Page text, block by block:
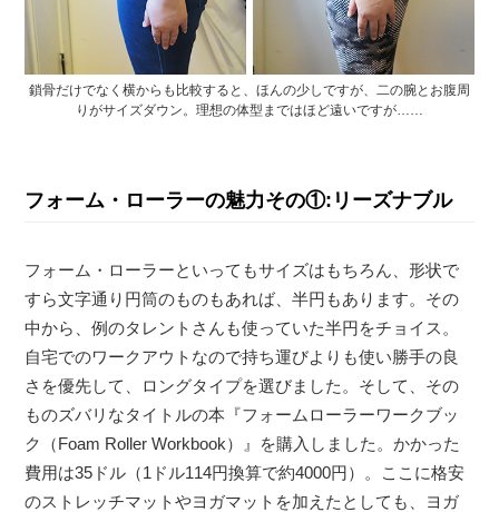
鎖骨だけでなく横からも比較すると、ほんの少しですが、二の腕とお腹周
りがサイズダウン。理想の体型まではほど遠いですが……
フォーム・ローラーの魅力その①:リーズナブル
フォーム・ローラーといってもサイズはもちろん、形状で
すら文字通り円筒のものもあれば、半円もあります。その
中から、例のタレントさんも使っていた半円をチョイス。
自宅でのワークアウトなので持ち運びよりも使い勝手の良
さを優先して、ロングタイプを選びました。そして、その
ものズバリなタイトルの本『フォームローラーワークブッ
ク（Foam Roller Workbook）』を購入しました。かかった
費用は35ドル（1ドル114円換算で約4000円）。ここに格安
のストレッチマットやヨガマットを加えたとしても、ヨガ